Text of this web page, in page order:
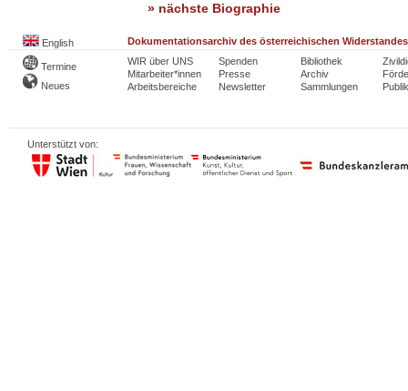
» nächste Biographie
English Dokumentationsarchiv des österreichischen Widerstandes
Termine
Neues
WIR über UNS
Mitarbeiter*innen
Arbeitsbereiche
Spenden
Presse
Newsletter
Bibliothek
Archiv
Sammlungen
Unterstützt von: